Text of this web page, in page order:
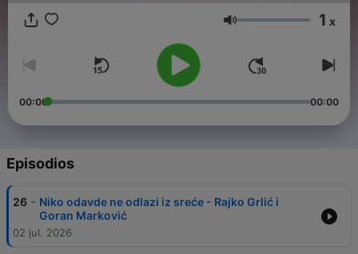
Volumen 1 x
00:00 00:00
Episodios
26 - Niko odavde ne odlazi iz sreće - Rajko Grlić i
Goran Marković
02 jul. 2026